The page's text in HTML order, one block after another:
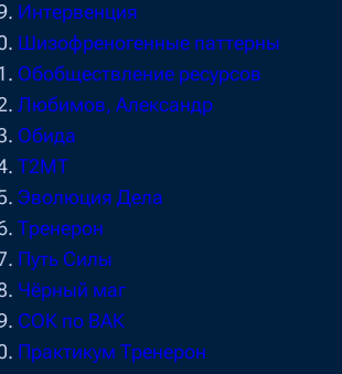
Интервенция
Шизофреногенные паттерны
Обобществление ресурсов
Любимов, Александр
Обида
T2MT
Эволюция Дела
Тренерон
Путь Силы
Чёрный маг
СОК по ВАК
Практикум Тренерон